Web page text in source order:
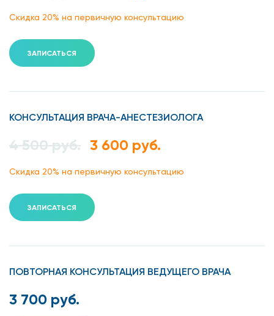
Скидка 20% на первичную консультацию
ЗАПИСАТЬСЯ
КОНСУЛЬТАЦИЯ ВРАЧА-АНЕСТЕЗИОЛОГА
4 500 руб. 3 600 руб.
Скидка 20% на первичную консультацию
ЗАПИСАТЬСЯ
ПОВТОРНАЯ КОНСУЛЬТАЦИЯ ВЕДУЩЕГО ВРАЧА
3 700 руб.